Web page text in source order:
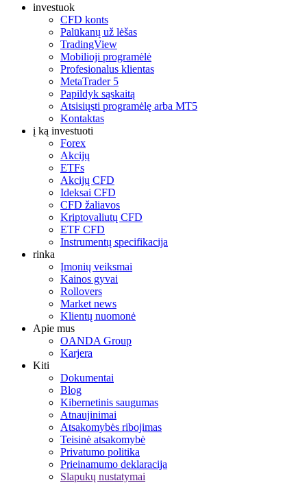
investuok
CFD konts
Palūkanų už lėšas
TradingView
Mobilioji programėlė
Profesionalus klientas
MetaTrader 5
Papildyk sąskaitą
Atsisiųsti programėlę arba MT5
Kontaktas
į ką investuoti
Forex
Akcijų
ETFs
Akcijų CFD
Ideksai CFD
CFD žaliavos
Kriptovaliutų CFD
ETF CFD
Instrumentų specifikacija
rinka
Įmonių veiksmai
Kainos gyvai
Rollovers
Market news
Klientų nuomonė
Apie mus
OANDA Group
Karjera
Kiti
Dokumentai
Blog
Kibernetinis saugumas
Atnaujinimai
Atsakomybės ribojimas
Teisinė atsakomybė
Privatumo politika
Prieinamumo deklaracija
Slapukų nustatymai